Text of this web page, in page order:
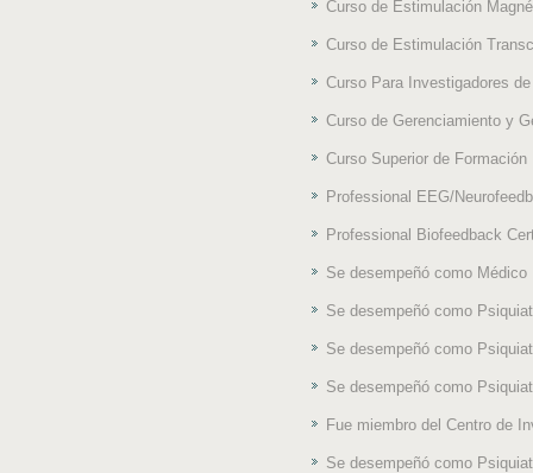
Curso de Estimulación
Curso de Estimulación
Curso Para Investigadores
Curso de Gerenciamiento y
Curso Superior de
Professional EEG/
Professional Biofeedback
Se desempeñó como
Se desempeñó como
Se desempeñó como
Se desempeñó como
Fue miembro del Centro de
Se desempeñó como